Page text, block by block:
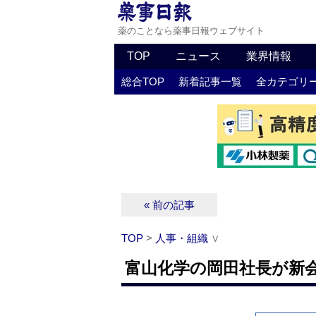
薬のことなら薬事日報ウェブサイト
TOP ニュース 業界情報
総合TOP 新着記事一覧 全カテゴリ
« 前の記事
TOP > 人事・組織 ∨
富山化学の岡田社長が